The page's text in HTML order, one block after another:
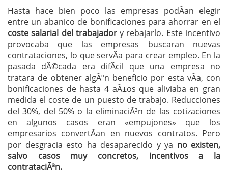
Hasta hace bien poco las empresas podÃ­an elegir
entre un abanico de bonificaciones para ahorrar en el
coste salarial del trabajadory rebajarlo. Este incentivo
provocaba que las empresas buscaran nuevas
contrataciones, lo que servÃ­a para crear empleo. En la
pasada dÃ©cada era difÃ­cil que una empresa no
tratara de obtener algÃºn beneficio por esta vÃ­a, con
bonificaciones de hasta 4 aÃ±os que aliviaba en gran
medida el coste de un puesto de trabajo. Reducciones
del 30%, del 50% o la eliminaciÃ³n de las cotizaciones
en algunos casos eran «empujones» que los
empresarios convertÃ­an en nuevos contratos. Pero
por desgracia esto ha desaparecido y ya no existen,
salvo casos muy concretos, incentivos a la
contrataciÃ³n.